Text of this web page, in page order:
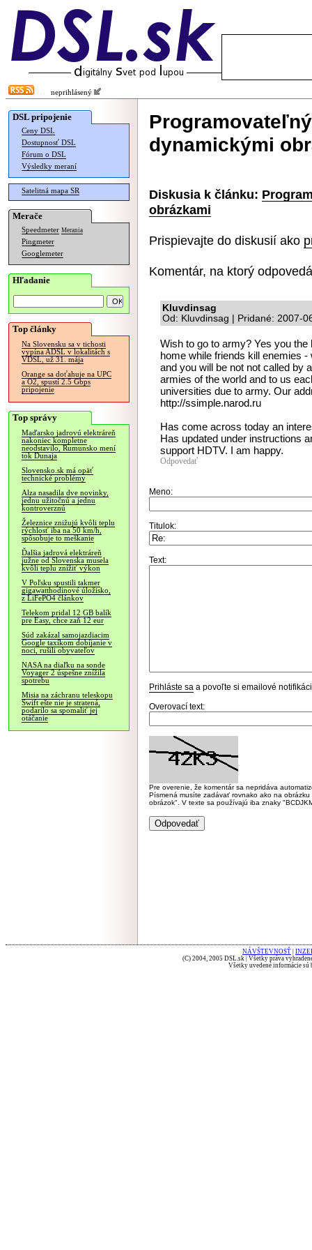
neprihlásený
DSL pripojenie
Ceny DSL
Dostupnosť DSL
Fórum o DSL
Výsledky meraní
Satelitná mapa SR
Merače
Speedmeter Merania
Pingmeter
Googlemeter
Hľadanie
Top články
Na Slovensku sa v tichosti
vypína ADSL v lokalitách s
VDSL, už 31. mája
Orange sa doťahuje na UPC
a O2, spustí 2.5 Gbps
pripojenie
Top správy
Maďarsko jadrovú elektráreň
nakoniec kompletne
neodstavilo, Rumunsko mení
tok Dunaja
Slovensko.sk má opäť
technické problémy
Alza nasadila dve novinky,
jednu užitočnú a jednu
kontroverznú
Železnice znižujú kvôli teplu
rýchlosť iba na 50 km/h,
spôsobuje to meškanie
Ďalšia jadrová elektráreň
južne od Slovenska musela
kvôli teplu znížiť výkon
V Poľsku spustili takmer
gigawatthodinové úložisko,
z LiFePO4 článkov
Telekom pridal 12 GB balík
pre Easy, chce zaň 12 eur
Súd zakázal samojazdiacim
Google taxíkom dobíjanie v
noci, rušili obyvateľov
NASA na diaľku na sonde
Voyager 2 úspešne znížila
spotrebu
Misia na záchranu teleskopu
Swift ešte nie je stratená,
podarilo sa spomaliť jej
otáčanie
dynamickými
Diskusia k článku:
obrázkami
Prispievajte do diskusií ako
Komentár, na ktorý
Kluvdinsag
Od: Kluvdinsag | Pridané: 2007-
Wish to go to army? Yes you
home while friends kill enemies
and you will be not not called by
armies of the world and to us
universities due to army. Our
http://ssimple.narod.ru
Has come across today an
Has updated under instructions
support HDTV. I am happy.
Odpovedať
Meno:
Titulok:
Text:
Prihláste sa a povoľte si emailové
Overovací text:
Pre overenie, že komentár sa nepridáva
Písmená musíte zadávať rovnako ako na
obrázok". V texte sa používajú iba znaky
NÁVŠTEVNOSŤ
(C) 2004, 2005 DSL.sk | Všetky práva
Všetky uvedené informácie sú